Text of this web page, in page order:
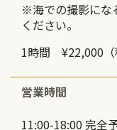
※海での撮影にな
ください。
1時間 ¥22,000（
営業時間
11:00-18:00 完全